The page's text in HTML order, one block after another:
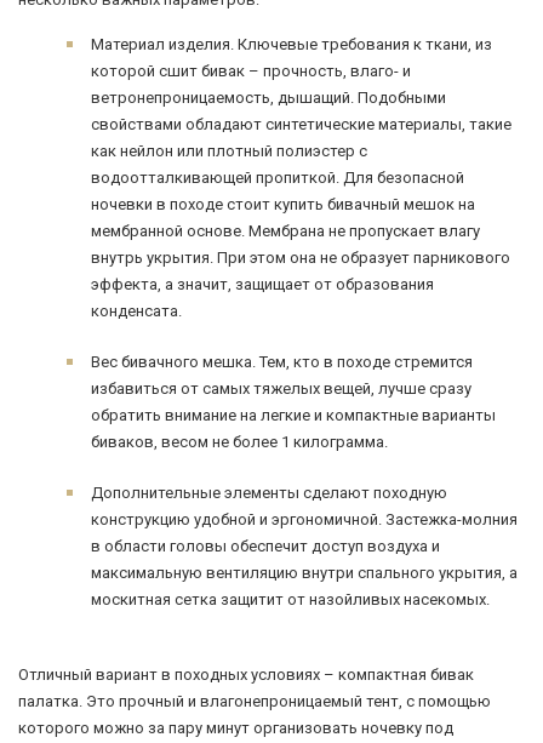
Материал изделия. Ключевые требования к ткани, из
которой сшит бивак – прочность, влаго- и
ветронепроницаемость, дышащий. Подобными
свойствами обладают синтетические материалы, такие
как нейлон или плотный полиэстер с
водоотталкивающей пропиткой. Для безопасной
ночевки в походе стоит купить бивачный мешок на
мембранной основе. Мембрана не пропускает влагу
внутрь укрытия. При этом она не образует парникового
эффекта, а значит, защищает от образования
конденсата.
Вес бивачного мешка. Тем, кто в походе стремится
избавиться от самых тяжелых вещей, лучше сразу
обратить внимание на легкие и компактные варианты
биваков, весом не более 1 килограмма.
Дополнительные элементы сделают походную
конструкцию удобной и эргономичной. Застежка-молния
в области головы обеспечит доступ воздуха и
максимальную вентиляцию внутри спального укрытия, а
москитная сетка защитит от назойливых насекомых.
Отличный вариант в походных условиях – компактная бивак
палатка. Это прочный и влагонепроницаемый тент, с помощью
которого можно за пару минут организовать ночевку под